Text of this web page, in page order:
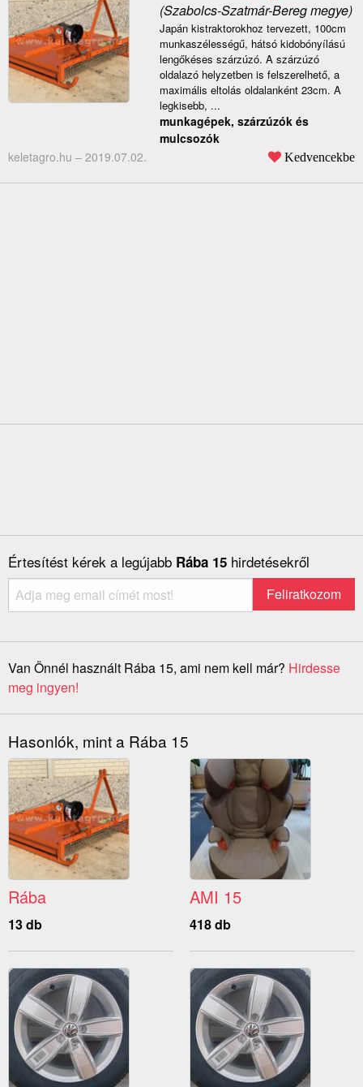
(Szabolcs-Szatmár-Bereg megye)
Japán kistraktorokhoz tervezett, 100cm
munkaszélességű, hátsó kidobónyílású
lengőkéses szárzúzó. A szárzúzó
oldalazó helyzetben is felszerelhető, a
maximális eltolás oldalanként 23cm. A
legkisebb, ...
munkagépek, szárzúzók és
mulcsozók
keletagro.hu – 2019.07.02. Kedvencekbe
Értesítést kérek a legújabb Rába 15 hirdetésekről
Van Önnél használt Rába 15, ami nem kell már? Hirdesse
meg ingyen!
Hasonlók, mint a Rába 15
Rába
13 db
AMI 15
418 db